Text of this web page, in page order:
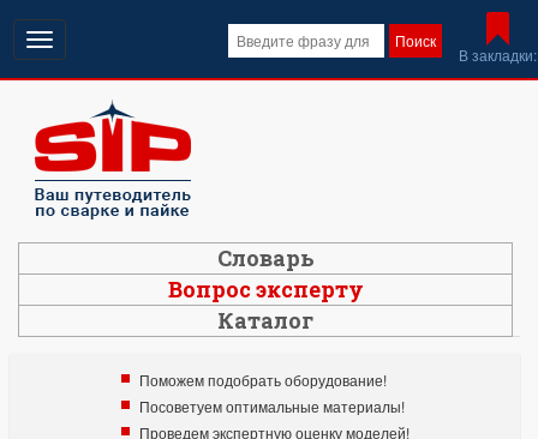
Поиск
В закладки:
Открыть
навигацию
Словарь
Вопрос эксперту
Каталог
Поможем подобрать оборудование!
Посоветуем оптимальные материалы!
Проведем экспертную оценку моделей!